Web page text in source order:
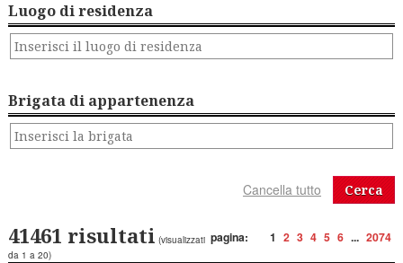
Luogo di residenza
Brigata di appartenenza
Cerca
pagina: 1 2 3 4 5 6 ... 2074
41461 risultati (visualizzati
da 1 a 20)